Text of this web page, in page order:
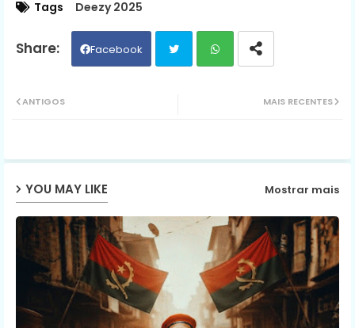
Tags Deezy 2025
Facebook
ap
MAIS RECENTES
ANTIGOS
YOU MAY LIKE Mostrar mais